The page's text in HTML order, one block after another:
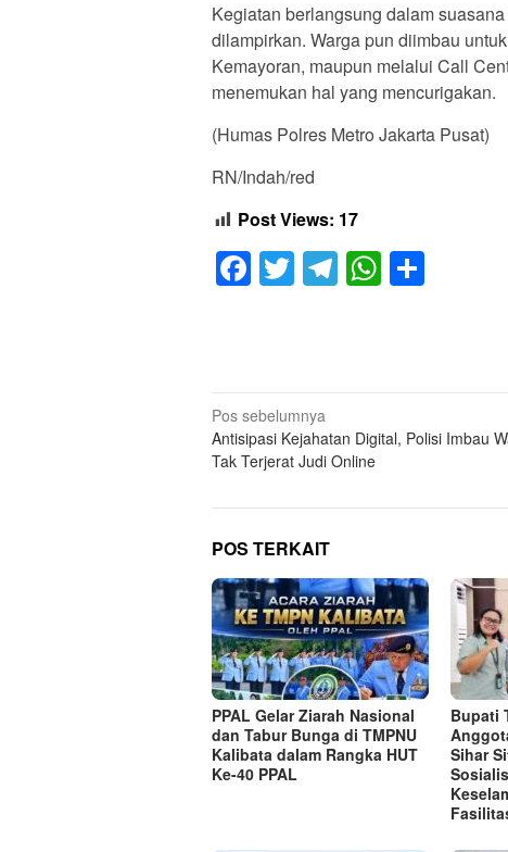
Kegiatan berlangsung dalam
dilampirkan. Warga pun diimbau
Kemayoran, maupun melalui Call
menemukan hal yang mencurigakan.
(Humas Polres Metro Jakarta Pusat)
RN/Indah/red
Post Views: 17
Facebook
Twitter
Telegram
Navigasi
pos
Pos sebelumnya
Antisipasi Kejahatan Digital, Polisi Imbau
Tak Terjerat Judi Online
POS TERKAIT
PPAL Gelar Ziarah Nasional
dan Tabur Bunga di TMPNU
Kalibata dalam Rangka HUT
Ke-40 PPAL
Bupati
Sihar